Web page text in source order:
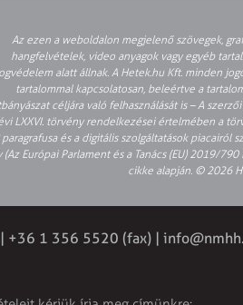
Az ezen a weboldalon megjelenő szövegek,
hangfelvételek, video anyagok vagy egyéb
alatt állnak. A Hetek.hu Kft. minden
tartalommal kapcsolatosan, beleértve a
céljára való felhasználását is – A
LXXVI. törvény rendelkezései értelmében a
paragrafusa és a digitális szolgáltatások piacairól
(Az Európai Parlament és a Tanács (EU) 2019/790
cikke alapján. © 2026
+36 1 356 5520 (fax) |